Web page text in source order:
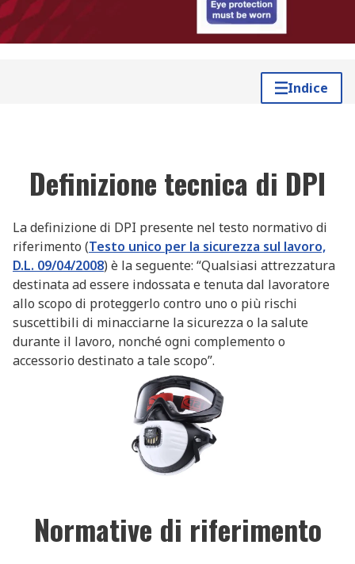
Indice
Definizione tecnica di DPI
La definizione di DPI presente nel testo normativo di
riferimento (Testo unico per la sicurezza sul lavoro,
D.L. 09/04/2008) è la seguente: “Qualsiasi attrezzatura
destinata ad essere indossata e tenuta dal lavoratore
allo scopo di proteggerlo contro uno o più rischi
suscettibili di minacciarne la sicurezza o la salute
durante il lavoro, nonché ogni complemento o
accessorio destinato a tale scopo”.
Normative di riferimento